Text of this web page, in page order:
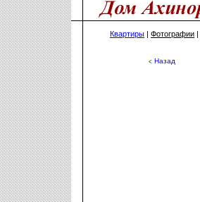
Квартиры | Фотографии |
< Назад